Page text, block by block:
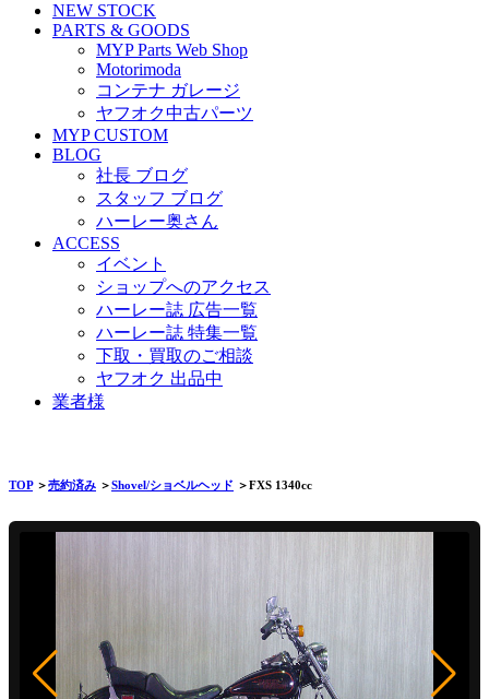
NEW STOCK
PARTS & GOODS
MYP Parts Web Shop
Motorimoda
コンテナ ガレージ
ヤフオク中古パーツ
MYP CUSTOM
BLOG
社長 ブログ
スタッフ ブログ
ハーレー奥さん
ACCESS
イベント
ショップへのアクセス
ハーレー誌 広告一覧
ハーレー誌 特集一覧
下取・買取のご相談
ヤフオク 出品中
業者様
TOP＞売約済み ＞Shovel/ショベルヘッド ＞FXS 1340cc